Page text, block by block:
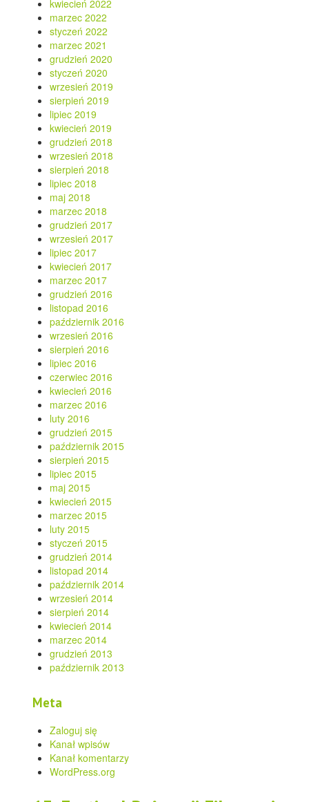
kwiecień 2022
marzec 2022
styczeń 2022
marzec 2021
grudzień 2020
styczeń 2020
wrzesień 2019
sierpień 2019
lipiec 2019
kwiecień 2019
grudzień 2018
wrzesień 2018
sierpień 2018
lipiec 2018
maj 2018
marzec 2018
grudzień 2017
wrzesień 2017
lipiec 2017
kwiecień 2017
marzec 2017
grudzień 2016
listopad 2016
październik 2016
wrzesień 2016
sierpień 2016
lipiec 2016
czerwiec 2016
kwiecień 2016
marzec 2016
luty 2016
grudzień 2015
październik 2015
sierpień 2015
lipiec 2015
maj 2015
kwiecień 2015
marzec 2015
luty 2015
styczeń 2015
grudzień 2014
listopad 2014
październik 2014
wrzesień 2014
sierpień 2014
kwiecień 2014
marzec 2014
grudzień 2013
październik 2013
Meta
Zaloguj się
Kanał wpisów
Kanał komentarzy
WordPress.org